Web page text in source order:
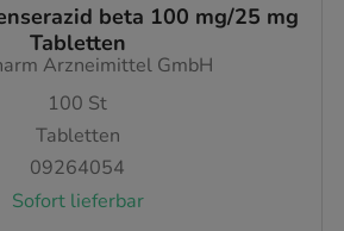
beta 100 mg/25 mg
Tabletten
Arzneimittel GmbH
100 St
Tabletten
09264054
Sofort lieferbar